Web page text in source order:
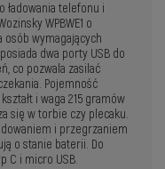
ładowania telefonu i
WPBWE1 o
osób wymagających
dwa porty USB do
co pozwala zasilać
Pojemność
i waga 215 gramów
się w torbie czy plecaku.
i przegrzaniem
o stanie baterii. Do
C i micro USB.